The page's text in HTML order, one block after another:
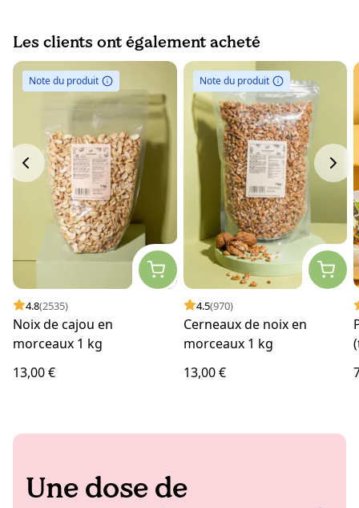
Les clients ont également acheté
Note du produit
4.8(2535)
Noix de cajou en
morceaux 1 kg
13,00 €
Note du produit
4.5(970)
Cerneaux de noix en
morceaux 1 kg
13,00 €
Une dose de